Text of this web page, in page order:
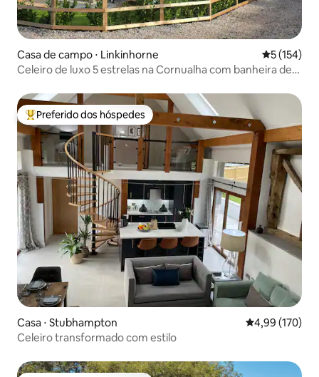
Casa de campo ⋅ Linkinhorne 5 de uma
5 (154)
Celeiro de luxo 5 estrelas na Cornualha com banheira de
Entre os melhores preferidos dos hóspedes
Preferido dos hóspedes
Casa ⋅ Stubhampton 4,99 de uma
4,99 (170)
Celeiro transformado com estilo